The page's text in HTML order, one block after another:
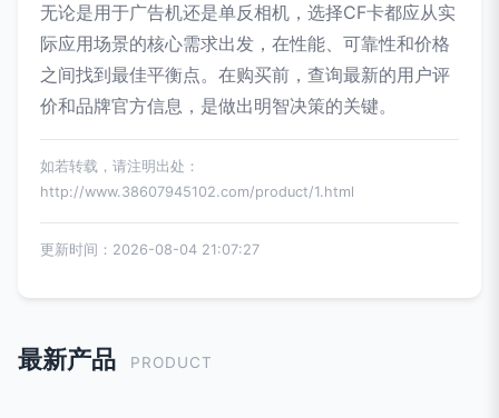
无论是用于广告机还是单反相机，选择CF卡都应从实
际应用场景的核心需求出发，在性能、可靠性和价格
之间找到最佳平衡点。在购买前，查询最新的用户评
价和品牌官方信息，是做出明智决策的关键。
如若转载，请注明出处：
http://www.38607945102.com/product/1.html
更新时间：2026-08-04 21:07:27
最新产品 PRODUCT